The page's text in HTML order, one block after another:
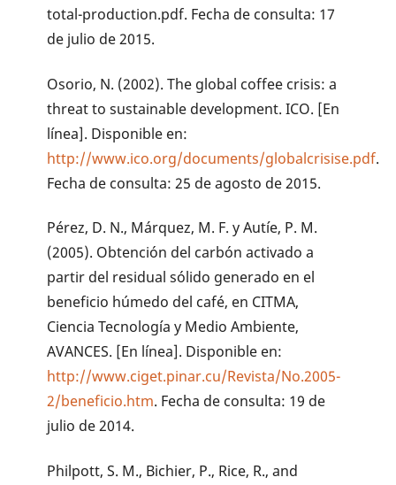
total-production.pdf. Fecha de consulta: 17
de julio de 2015.
Osorio, N. (2002). The global coffee crisis: a
threat to sustainable development. ICO. [En
línea]. Disponible en:
http://www.ico.org/documents/globalcrisise.pdf.
Fecha de consulta: 25 de agosto de 2015.
Pérez, D. N., Márquez, M. F. y Autíe, P. M.
(2005). Obtención del carbón activado a
partir del residual sólido generado en el
beneficio húmedo del café, en CITMA,
Ciencia Tecnología y Medio Ambiente,
AVANCES. [En línea]. Disponible en:
http://www.ciget.pinar.cu/Revista/No.2005-
2/beneficio.htm. Fecha de consulta: 19 de
julio de 2014.
Philpott, S. M., Bichier, P., Rice, R., and